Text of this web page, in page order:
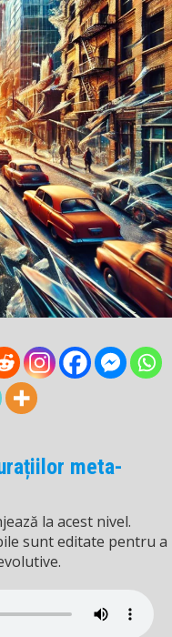
meta-
la acest nivel.
sunt editate pentru a